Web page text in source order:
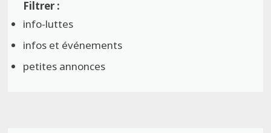
info-luttes
infos et événements
petites annonces